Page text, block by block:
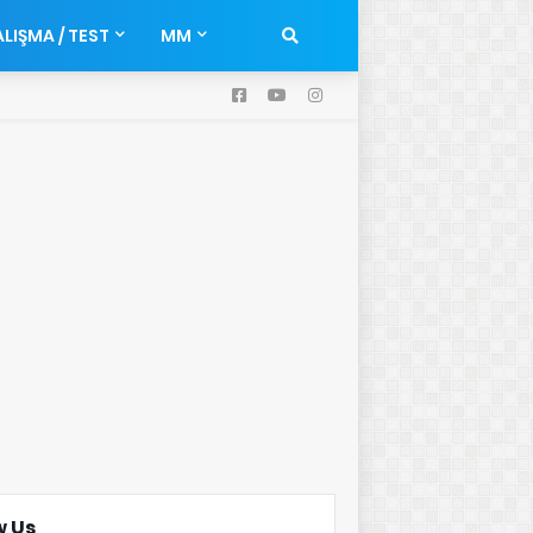
/ TEST MM